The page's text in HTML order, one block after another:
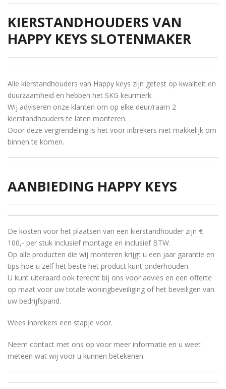
KIERSTANDHOUDERS VAN
HAPPY KEYS SLOTENMAKER
Alle kierstandhouders van Happy keys zijn getest op kwaliteit en
duurzaamheid en hebben het SKG keurmerk.
Wij adviseren onze klanten om op elke deur/raam 2
kierstandhouders te laten monteren.
Door deze vergrendeling is het voor inbrekers niet makkelijk om
binnen te komen.
AANBIEDING HAPPY KEYS
De kosten voor het plaatsen van een kierstandhouder zijn €
100,- per stuk inclusief montage en inclusief BTW.
Op alle producten die wij monteren krijgt u een jaar garantie en
tips hoe u zelf het beste het product kunt onderhouden.
U kunt uiteraard ook terecht bij ons voor advies en een offerte
op maat voor uw totale woningbeveiliging of het beveiligen van
uw bedrijfspand.
Wees inbrekers een stapje voor.
Neem contact met ons op voor meer informatie en u weet
meteen wat wij voor u kunnen betekenen.